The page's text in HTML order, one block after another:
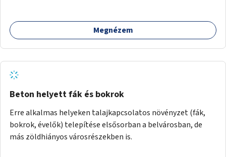
Megnézem
Beton helyett fák és bokrok
Erre alkalmas helyeken talajkapcsolatos növényzet (fák,
bokrok, évelők) telepítése elsősorban a belvárosban, de
más zöldhiányos városrészekben is.